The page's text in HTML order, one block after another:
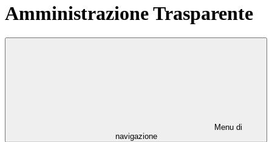
Amministrazione Trasparente
Menu di
navigazione